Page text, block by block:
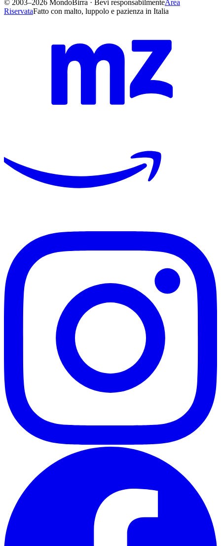
© 2003–2026 MondoBirra · Bevi responsabilmenteArea
RiservataFatto con malto, luppolo e pazienza in Italia